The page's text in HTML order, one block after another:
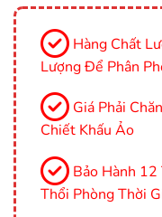
Hàng Chất
Lượng Để Phân
Giá Phải
Chiết Khấu Ảo
Bảo Hành
Thổi Phòng Thời